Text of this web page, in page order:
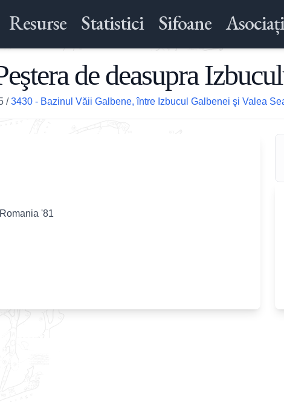
Resurse Statistici Sifoane
de deasupra
/3430 - Bazinul Văii Galbene, între Izbucul Galbenei şi Valea
'81